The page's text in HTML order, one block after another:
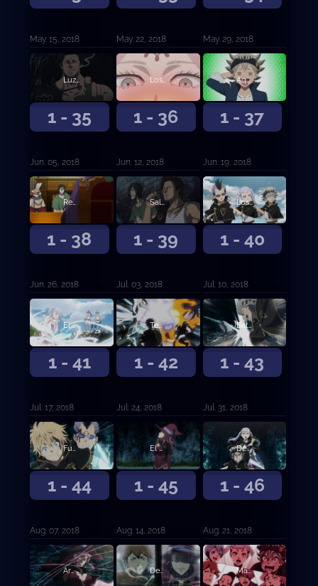
May. 15, 2018 May. 22, 2018 May. 29, 2018
1 - 35
Luz del juicio
Jun. 05, 2018
1 - 36
Los tres ojos
Jun. 12, 2018
1 - 37
Aquel sin magia
Jun. 19, 2018
1 - 38
Reunión de capitanes
Jun. 26, 2018
1 - 39
Saludo de tres hojas
Jul. 03, 2018
1 - 40
Los Toros Negros en la playa
Jul. 10, 2018
1 - 41
El crecimiento de la chica del agua
Jul. 17, 2018
1 - 42
Templo Submarino
Jul. 24, 2018
1 - 43
Battle Royale en el templo
Jul. 31, 2018
1 - 44
Fuego honesto y rayos salvajes
Aug. 07, 2018
1 - 45
El hombre que nunca se rinde
Aug. 14, 2018
1 - 46
Despertar
Aug. 21, 2018
Arma única Desesperación contra esperanza Más allá del límite